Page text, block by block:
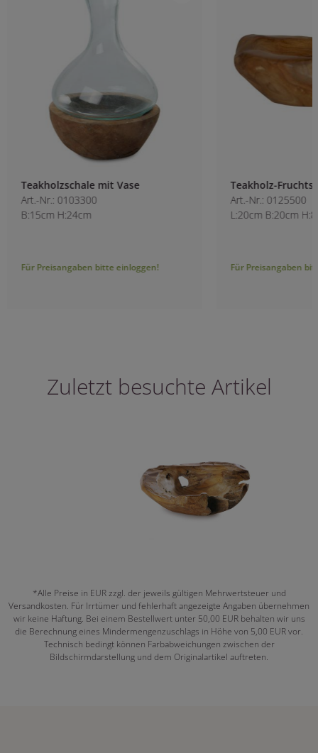
Teakholzschale mit Vase
Art.-Nr.: 0103300
B:15cm H:24cm
Für Preisangaben bitte einloggen!
Teakholz-
Art.-Nr.: 0125500
L:20cm B:20cm
Für Preisangaben
Zuletzt besuchte Artikel
*Alle Preise in EUR zzgl. der jeweils gültigen Mehrwertsteuer und
Versandkosten. Für Irrtümer und fehlerhaft angezeigte Angaben übernehmen
wir keine Haftung. Bei einem Bestellwert unter 50,00 EUR behalten wir uns
die Berechnung eines Mindermengenzuschlags in Höhe von 5,00 EUR vor.
Technisch bedingt können Farbabweichungen zwischen der
Bildschirmdarstellung und dem Originalartikel auftreten.